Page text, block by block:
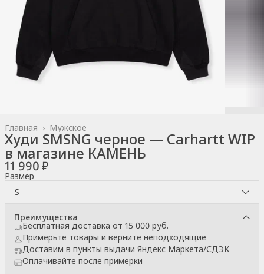
Мужское
Главная ›
Худи SMSNG черное — Carhartt WIP
в магазине КАМЕНЬ
11 990 ₽
Размер
S
Преимущества
Бесплатная доставка от 15 000 руб.
Примерьте товары и верните неподходящие
Доставим в пункты выдачи Яндекс Маркета/СДЭК
Оплачивайте после примерки